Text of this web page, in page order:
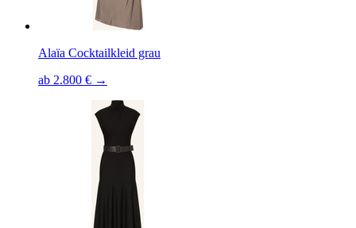
Alaïa Cocktailkleid grau
ab 2.800 € →